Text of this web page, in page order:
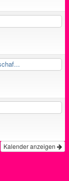
Kalender anzeigen